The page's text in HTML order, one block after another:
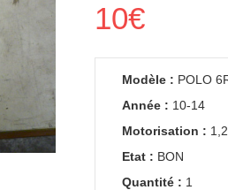
10€
Modèle : POLO
Année : 10-14
Motorisation :
Etat : BON
Quantité : 1